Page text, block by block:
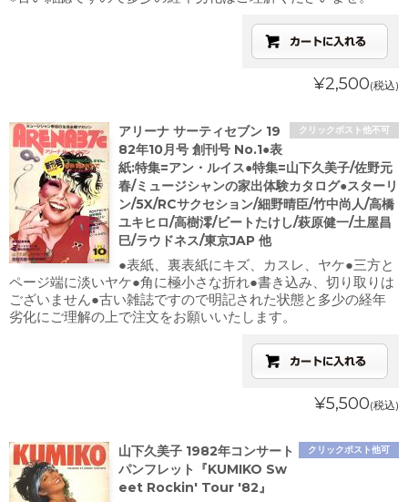
¥2,500(税込)
クリックポスト他不可
アリーナ サーティセブン 19
82年10月号 創刊号 No.1●表
紙:特集=アン・ルイス●特集=山下久美子/佐野元
春/ミュージシャンの家出体験カタログ●スターリ
ン/5X/RCサクセション/細野晴臣/竹中尚人/高橋
ユキヒロ/高樹澪/ビートたけし/萩原健一/土屋昌
巳/ラウドネス/東京JAP 他
●表紙、裏表紙にキズ、カスレ、ヤケ●三方と
ページ端に淡いヤケ●角に極小さな折れ●書き込み、切り取りは
ございません●古い雑誌ですので明記された状態と多少の経年
劣化にご理解の上で注文をお願いいたします。
¥5,500(税込)
クリックポスト他可
山下久美子 1982年コンサート
パンフレット『KUMIKO Sw
eet Rockin' Tour '82』